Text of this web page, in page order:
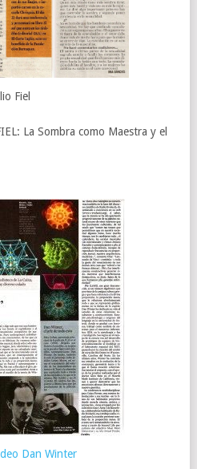
Fiel
La Sombra como Maestra y el
Dan Winter